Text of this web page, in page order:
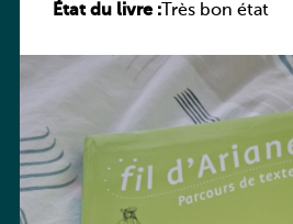
État du livre :Très bon état